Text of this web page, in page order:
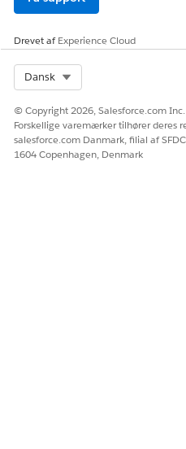
LØSTE DENNE
Drevet afExperience Cloud
Dansk
© Copyright 2026, Salesforce.com
Forskellige varemærker tilhører deres
salesforce.com Danmark, filial af
1604 Copenhagen, Denmark